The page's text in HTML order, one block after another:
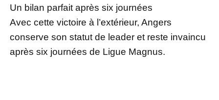
Un bilan parfait après six journées
Avec cette victoire à l’extérieur, Angers
conserve son statut de leader et reste invaincu
après six journées de Ligue Magnus.